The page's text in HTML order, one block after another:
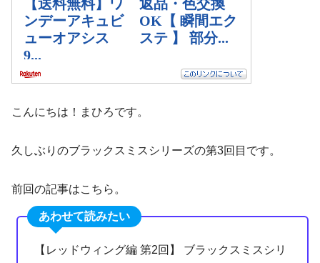
こんにちは！まひろです。
久しぶりのブラックスミスシリーズの第3回目です。
前回の記事はこちら。
あわせて読みたい
【レッドウィング編 第2回】 ブラックスミスシリ